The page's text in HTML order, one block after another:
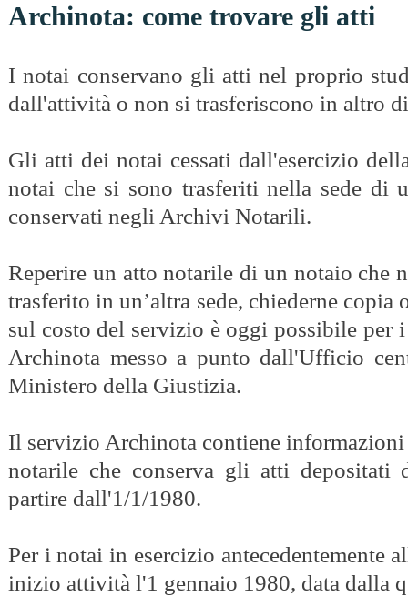
Archinota: come trovare gli atti
I notai conservano gli atti nel proprio
dall'attività o non si trasferiscono in altro
Gli atti dei notai cessati dall'esercizio
notai che si sono trasferiti nella sede di
conservati negli Archivi Notarili.
Reperire un atto notarile di un notaio che
trasferito in un’altra sede, chiederne
sul costo del servizio è oggi possibile
Archinota messo a punto dall'Ufficio
Ministero della Giustizia.
Il servizio Archinota contiene
notarile che conserva gli atti depositati
partire dall'1/1/1980.
Per i notai in esercizio antecedentemente
inizio attività l'1 gennaio 1980, data dalla